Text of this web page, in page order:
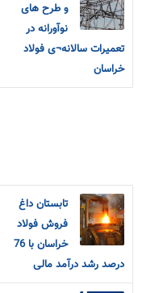
و طرح های
نوآورانه در
تعمیرات سالانه¬ی فولاد
خراسان
تابستان داغ
فروش فولاد
خراسان با 76
درصد رشد درآمد مالی